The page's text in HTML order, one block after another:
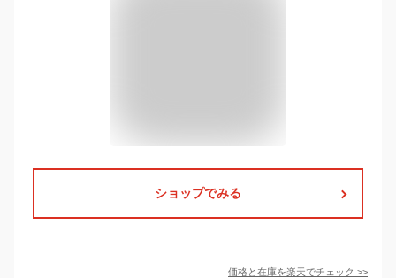
ショップでみる
価格と在庫を楽天でチェック >>